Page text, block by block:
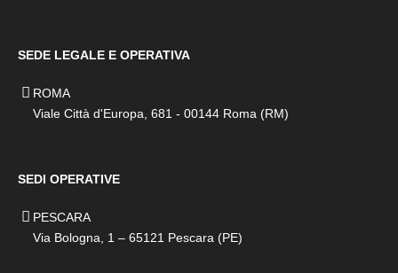
SEDE LEGALE E OPERATIVA
ROMA
Viale Città d'Europa, 681 - 00144 Roma (RM)
SEDI OPERATIVE
PESCARA
Via Bologna, 1 – 65121 Pescara (PE)